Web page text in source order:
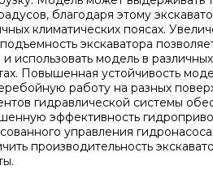
благодаря этому
климатических поясах.
экскаватора
и использовать модель в
Повышенная устойчивость
работу на разных
гидравлической системы
эффективность
управления
производительность